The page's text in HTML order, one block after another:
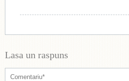
Lasa un raspuns